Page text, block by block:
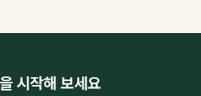
시작해 보세요